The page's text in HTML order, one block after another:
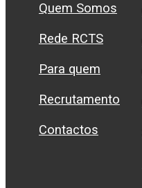
Quem Somos
Rede RCTS
Para quem
Recrutamento
Contactos